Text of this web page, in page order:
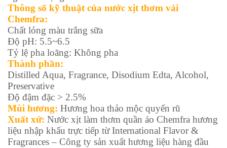
Thông số kỹ thuật của nước xịt thơm vải
Chemfra:
Chất lỏng màu trắng sữa
Độ pH: 5.5~6.5
Tỷ lệ pha loãng: Không pha
Thành phần:
Distilled Aqua, Fragrance, Disodium Edta, Alcohol,
Preservative
Độ đậm đặc > 2.5%
Mùi hương: Hương hoa thảo mộc quyến rũ
Xuất xứ: Nước xịt làm thơm quần áo Chemfra hương
liệu nhập khẩu trực tiếp từ International Flavor &
Fragrances – Công ty sản xuất hương liệu hàng đầu